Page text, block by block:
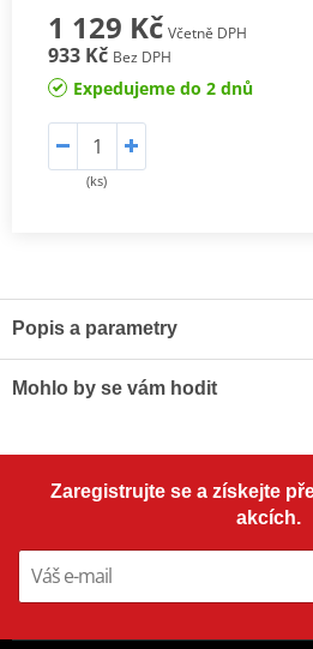
1 129 Kč Včetně DPH
933 Kč Bez DPH
Expedujeme do 2 dnů
(ks)
Popis a parametry
spolupráci s OEM výrobci tak, aby
keramice z hlinitokřemičitanu a tenké
NGK OE-Style zapalovací svíčky jsou
více vozidel v Severní Americe než
výrobce. Řada OE-Style přináší do
zapalovací svíčky, které odpovídají
Mohlo by se vám hodit
Zaregistrujte se a získejte
akcích.